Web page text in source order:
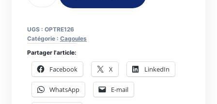
tête
confort
pour
cagoule
Clearmaxx
5003.263
UGS : OPTRE126
Catégorie : Cagoules
Partager l'article:
Facebook X LinkedIn
WhatsApp E-mail